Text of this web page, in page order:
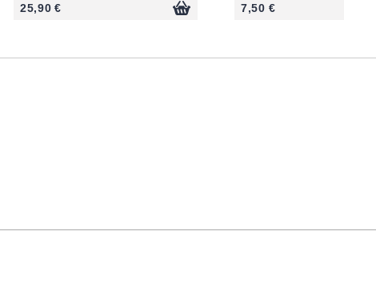
25,90 € 7,50 €